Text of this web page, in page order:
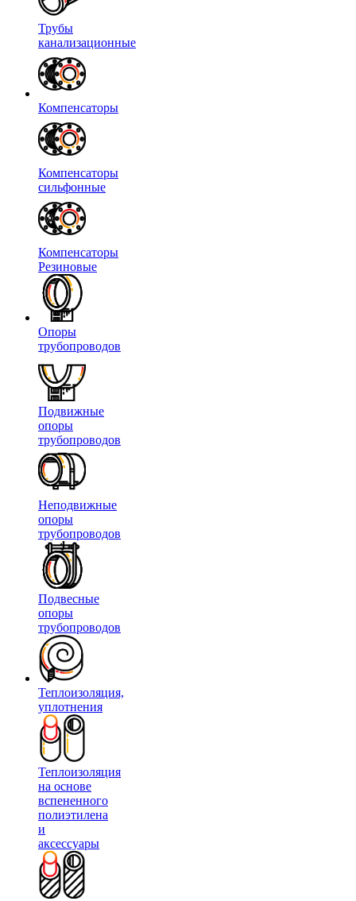
Трубы
канализационные
Компенсаторы
Компенсаторы
сильфонные
Компенсаторы
Резиновые
Опоры
трубопроводов
Подвижные
опоры
трубопроводов
Неподвижные
опоры
трубопроводов
Подвесные
опоры
трубопроводов
Теплоизоляция,
уплотнения
Теплоизоляция
на основе
вспененного
полиэтилена
и
аксессуары